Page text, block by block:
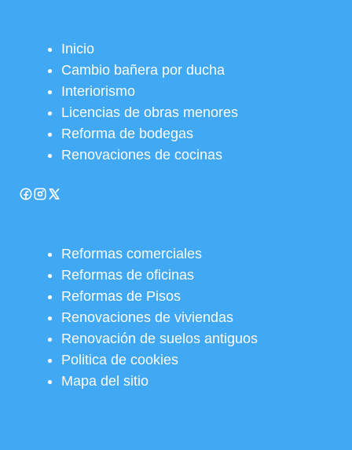
Inicio
Cambio bañera por ducha
Interiorismo
Licencias de obras menores
Reforma de bodegas
Renovaciones de cocinas
Reformas comerciales
Reformas de oficinas
Reformas de Pisos
Renovaciones de viviendas
Renovación de suelos antiguos
Politica de cookies
Mapa del sitio